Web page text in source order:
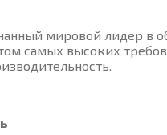
мировой лидер в
самых высоких